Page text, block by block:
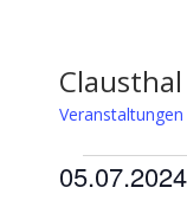
Clausthal
Veranstaltungen
05.07.2024